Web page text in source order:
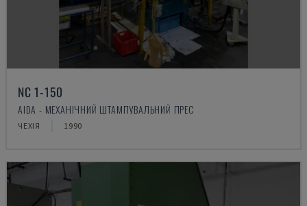
NC 1-150
AIDA - МЕХАНІЧНИЙ ШТАМПУВАЛЬНИЙ ПРЕС
ЧЕХІЯ 1990